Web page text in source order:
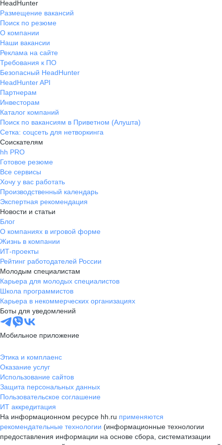
HeadHunter
Размещение вакансий
Поиск по резюме
О компании
Наши вакансии
Реклама на сайте
Требования к ПО
Безопасный HeadHunter
HeadHunter API
Партнерам
Инвесторам
Каталог компаний
Поиск по вакансиям в Приветном (Алушта)
Сетка: соцсеть для нетворкинга
Соискателям
hh PRO
Готовое резюме
Все сервисы
Хочу у вас работать
Производственный календарь
Экспертная рекомендация
Новости и статьи
Блог
О компаниях в игровой форме
Жизнь в компании
ИТ-проекты
Рейтинг работодателей России
Молодым специалистам
Карьера для молодых специалистов
Школа программистов
Карьера в некоммерческих организациях
Боты для уведомлений
Мобильное приложение
Этика и комплаенс
Оказание услуг
Использование сайтов
Защита персональных данных
Пользовательское соглашение
ИТ аккредитация
На информационном ресурсе hh.ru применяются
рекомендательные технологии (информационные технологии
предоставления информации на основе сбора, систематизации